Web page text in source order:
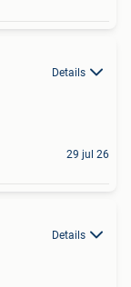
Details
29 jul 26
Details